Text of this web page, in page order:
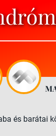
és barátai